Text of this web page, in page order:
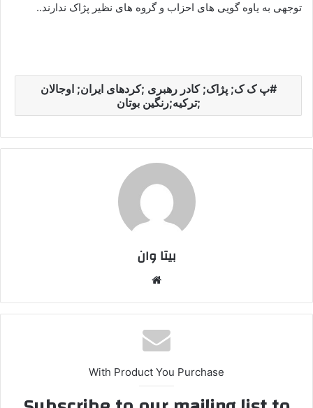
توجهی به یاوه گویی های احزاب و گروه های نظیر پژاک ندارند..
پ ک ک; پژاک; کادر رهبری ;کردهای ایران; اوجالان
;ترکیه;رنگین بوتان
بیتا وان
With Product You Purchase